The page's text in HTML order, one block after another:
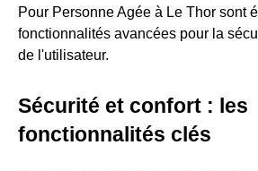
Pour Personne Agée à Le Thor sont
fonctionnalités avancées pour la
de l'utilisateur.
Sécurité et confort : les
fonctionnalités clés